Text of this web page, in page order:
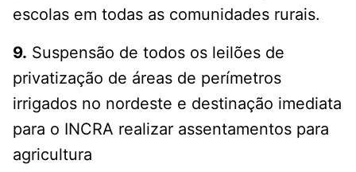
escolas em todas as comunidades rurais.
9. Suspensão de todos os leilões de
privatização de áreas de perímetros
irrigados no nordeste e destinação imediata
para o INCRA realizar assentamentos para
agricultura